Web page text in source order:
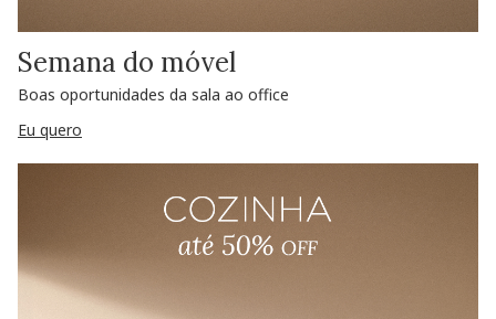
Semana do móvel
Boas oportunidades da sala ao office
Eu quero